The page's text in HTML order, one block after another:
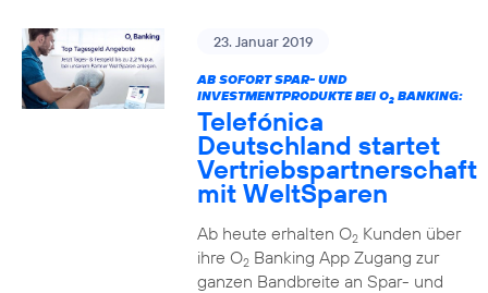
23. Januar 2019
AB SOFORT SPAR- UND
INVESTMENTPRODUKTE BEI O2BANKING:
Telefónica
Deutschland startet
Vertriebspartnerschaft
mit WeltSparen
Ab heute erhalten O2Kunden über
ihre O2Banking App Zugang zur
ganzen Bandbreite an Spar- und